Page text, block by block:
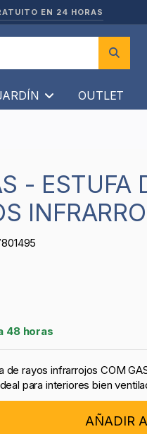
EN 24 HORAS
OUTLET
48 horas
de rayos infrarrojos COM
para interiores bien
AÑADIR